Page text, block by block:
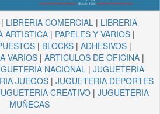
| LIBRERIA COMERCIAL | LIBRERIA
ARTISTICA | PAPELES Y VARIOS |
| BLOCKS| ADHESIVOS|
VARIOS| ARTICULOS DE OFICINA|
NACIONAL | JUGUETERIA
JUEGOS| JUGUETERIA DEPORTES
CREATIVO| JUGUETERIA
MUÑECAS